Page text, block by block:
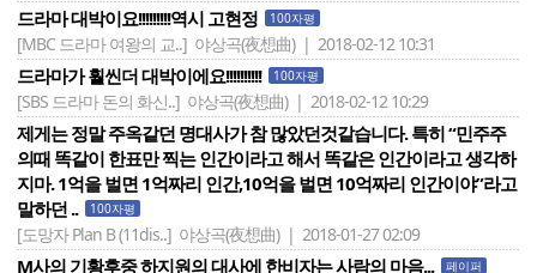
드라마 대박이요!!!!!!!!!역시 고현정 100자평
[MBC 드라마 여왕의 교..] 야상곡(夜想曲) | 2018-02-12 10:31
드라마가 훨씬더 대박이에요!!!!!!!!!! 100자평
[SBS 드라마 돈의 화신..] 야상곡(夜想曲) | 2018-02-12 10:29
제게는 정말 주옥같던 명대사가 참 많았던것같습니다. 특히 “민주주
의때 똑같이 한표만 찍는 인간이라고 해서 똑같은 인간이라고 생각하
지마. 1억을 벌면 1억짜리 인간,10억을 벌면 10억짜리 인간이야”라고
말하던 ..
100자평
[도망자 Plan B (11dis..] 야상곡(夜想曲) | 2018-01-27 02:09
M사의 기황후중 하지원의 대사에 한비자는 사람의 마음... 페이퍼